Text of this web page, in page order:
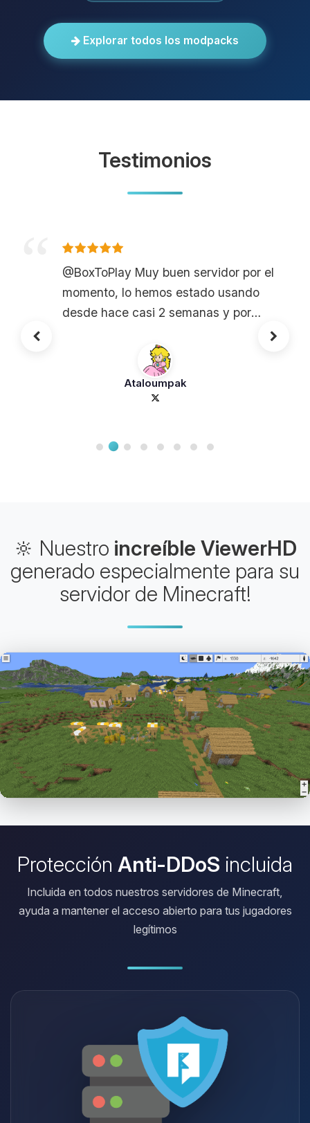
Explorar todos los modpacks
Testimonios
@BoxToPlay Muy buen servidor por el
momento, lo hemos estado usando
desde hace casi 2 semanas y por
Ataloumpak
🔆 Nuestro increíble ViewerHD
generado especialmente para su
servidor de Minecraft!
Protección Anti-DDoS incluida
Incluida en todos nuestros servidores de Minecraft,
ayuda a mantener el acceso abierto para tus jugadores
legítimos